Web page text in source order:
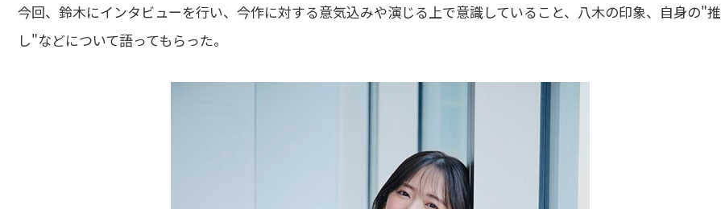
今回、鈴木にインタビューを行い、今作に対する意気込みや演じる上で意識していること、八木の印象、自身の"推
し"などについて語ってもらった。